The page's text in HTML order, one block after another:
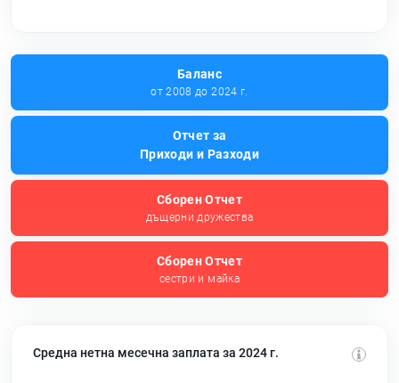
Баланс
от 2008 до 2024 г.
Отчет за
Приходи и Разходи
Сборен Отчет
дъщерни дружества
Сборен Отчет
сестри и майка
Средна нетна месечна заплата за 2024 г.